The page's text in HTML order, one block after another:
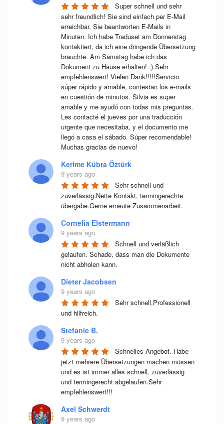
Super schnell und sehr
sehr freundlich! Sie sind einfach per E-Mail
erreichbar. Sie beantworten E-Mails in
Minuten. Ich habe Traduset am Donnerstag
kontaktiert, da ich eine dringende Übersetzung
brauchte. Am Samstag habe ich das
Dokument zu Hause erhalten! :) Sehr
empfehlenswert! Vielen Dank!!!!!Servicio
súper rápido y amable, contestan los e-mails
en cuestión de minutos. Silvia es super
amable y me ayudó con todas mis preguntas.
Les contacté el jueves por una traducción
urgente que necesitaba, y el documento me
llegó a casa el sábado. Súper recomendable!
Muchas gracias de nuevo!
Kerime Kübra Öztürk
9 years ago
Sehr schnell und
zuverlässig.Nette Kontakt, termingerechte
übergabe.Gerne erneute Zusammenarbeit.
Cornelia Elstermann
9 years ago
Schnell und verläßlich
gelaufen. Schade, dass man die Dokumente
nicht abholen kann.
Dieter Jacobsen
9 years ago
Sehr schnell,Professionell
und hilfreich.
Stefanie B.
9 years ago
Schnelles Angebot. Habe
jetzt mehrere Übersetzungen machen müssen
und es ist immer alles schnell, zuverlässig
und termingerecht abgelaufen.Sehr
empfehlenswert!!!
Axel Schwerdt
9 years ago